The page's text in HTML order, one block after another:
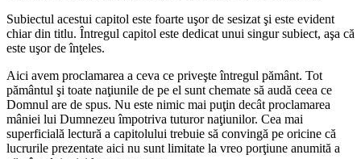
Subiectul acestui capitol este foarte uşor de sesizat şi este evident
chiar din titlu. Întregul capitol este dedicat unui singur subiect, aşa că
este uşor de înţeles.
Aici avem proclamarea a ceva ce priveşte întregul pământ. Tot
pământul şi toate naţiunile de pe el sunt chemate să audă ceea ce
Domnul are de spus. Nu este nimic mai puţin decât proclamarea
mâniei lui Dumnezeu împotriva tuturor naţiunilor. Cea mai
superficială lectură a capitolului trebuie să convingă pe oricine că
lucrurile prezentate aici nu sunt limitate la vreo porţiune anumită a